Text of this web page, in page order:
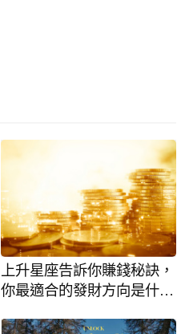
上升星座告訴你賺錢秘訣，
你最適合的發財方向是什